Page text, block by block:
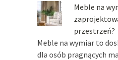
Meble na
przestrzeń?
Meble na wymiar to
dla osób pragnących